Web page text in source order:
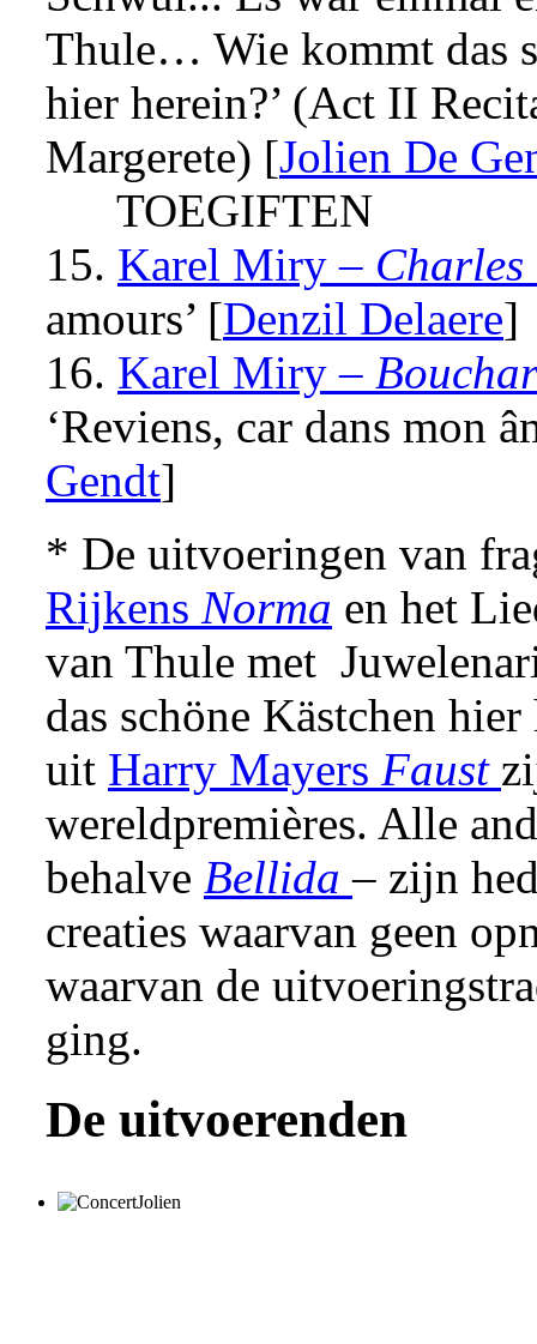
Thule… Wie kommt das
hier herein?’ (Act II
Margerete) [Jolien De
TOEGIFTEN
15. Karel Miry –
amours’ [Denzil Delaere]
16. Karel Miry –
‘Reviens, car dans mon
Gendt]
* De uitvoeringen van
Rijkens Norma en het
van Thule met
das schöne Kästchen hier
uit Harry Mayers Faust
wereldpremières. Alle
behalve Bellida – zijn
creaties waarvan geen
waarvan de
ging.
De uitvoerenden